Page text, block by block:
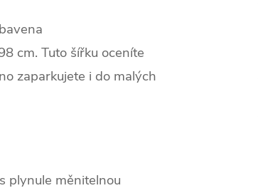
cm. Tuto šířku oceníte
zaparkujete i do malých
plynule měnitelnou